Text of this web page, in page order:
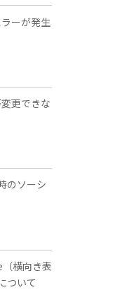
ーが発生
更できな
のソーシ
横向き表
ついて